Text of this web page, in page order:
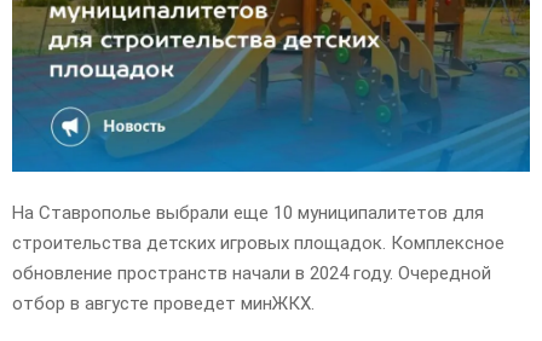
N
U
На Ставрополье выбрали еще 10 муниципалитетов для
строительства детских игровых площадок. Комплексное
обновление пространств начали в 2024 году. Очередной
отбор в августе проведет минЖКХ.